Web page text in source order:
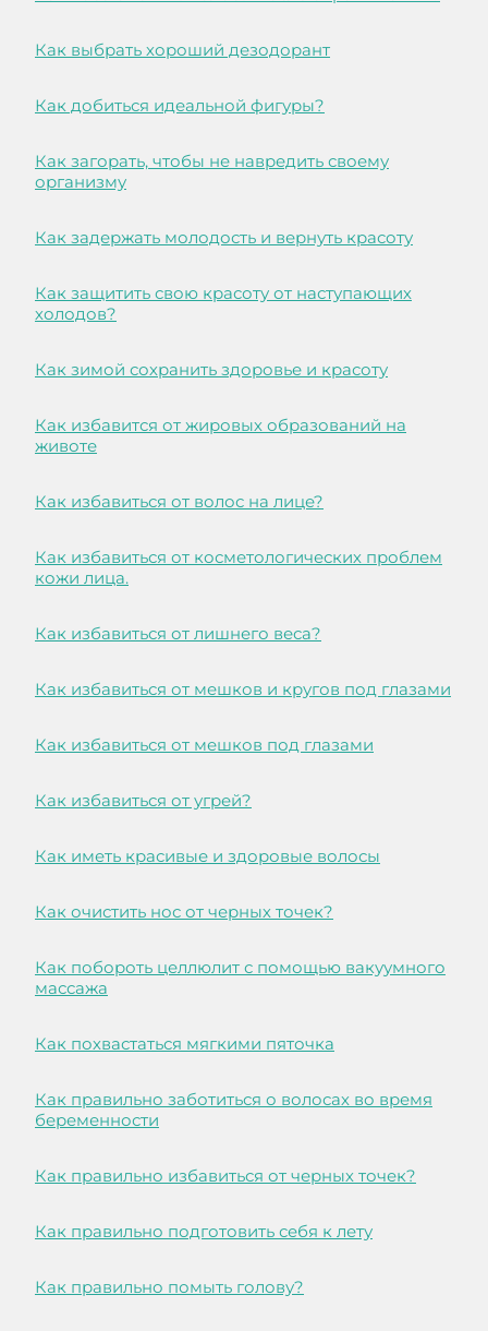
Как выбрать хороший дезодорант
Как добиться идеальной фигуры?
Как загорать, чтобы не навредить своему
организму
Как задержать молодость и вернуть красоту
Как защитить свою красоту от наступающих
холодов?
Как зимой сохранить здоровье и красоту
Как избавится от жировых образований на
животе
Как избавиться от волос на лице?
Как избавиться от косметологических проблем
кожи лица.
Как избавиться от лишнего веса?
Как избавиться от мешков и кругов под глазами
Как избавиться от мешков под глазами
Как избавиться от угрей?
Как иметь красивые и здоровые волосы
Как очистить нос от черных точек?
Как побороть целлюлит с помощью вакуумного
массажа
Как похвастаться мягкими пяточка
Как правильно заботиться о волосах во время
беременности
Как правильно избавиться от черных точек?
Как правильно подготовить себя к лету
Как правильно помыть голову?